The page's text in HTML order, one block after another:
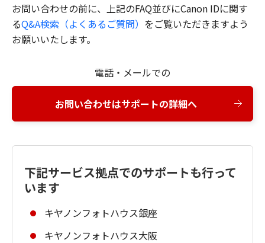
お問い合わせの前に、上記のFAQ並びにCanon IDに関す
るQ&A検索（よくあるご質問） をご覧いただきますよう
お願いいたします。
電話・メールでの
お問い合わせはサポートの詳細へ
下記サービス拠点でのサポートも行って
います
キヤノンフォトハウス銀座
キヤノンフォトハウス大阪